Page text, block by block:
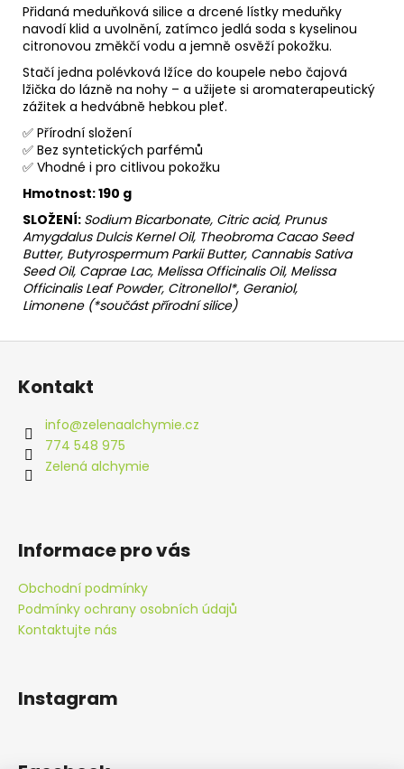
Přidaná meduňková silice a drcené lístky meduňky
navodí klid a uvolnění, zatímco jedlá soda s kyselinou
citronovou změkčí vodu a jemně osvěží pokožku.
Stačí jedna polévková lžíce do koupele nebo čajová
lžička do lázně na nohy – a užijete si aromaterapeutický
zážitek a hedvábně hebkou pleť.
✅ Přírodní složení
✅ Bez syntetických parfémů
✅ Vhodné i pro citlivou pokožku
Hmotnost: 190 g
SLOŽENÍ: Sodium Bicarbonate, Citric acid, Prunus
Amygdalus Dulcis Kernel Oil, Theobroma Cacao Seed
Butter, Butyrospermum Parkii Butter, Cannabis Sativa
Seed Oil, Caprae Lac, Melissa Officinalis Oil, Melissa
Officinalis Leaf Powder, Citronellol*, Geraniol,
Limonene (*součást přírodní silice)
Z
Kontakt
info@zelenaalchymie.cz
774 548 975
Zelená alchymie
Informace pro vás
Obchodní podmínky
Podmínky ochrany osobních údajů
Kontaktujte nás
Instagram